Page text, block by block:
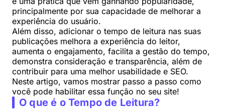
principalmente por sua capacidade de melhorar a
experiência do usuário.
Além disso, adicionar o tempo de leitura nas suas
publicações melhora a experiência do leitor,
aumenta o engajamento, facilita a gestão do tempo,
demonstra consideração e transparência, além de
contribuir para uma melhor usabilidade e SEO.
Neste artigo, vamos mostrar passo a passo como
você pode habilitar essa função no seu site!
O que é o Tempo de Leitura?